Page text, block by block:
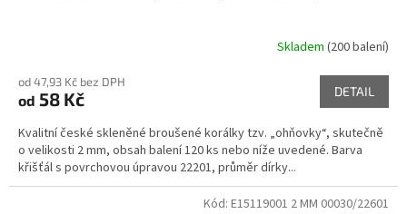
Skladem (200 balení)
od 47,93 Kč bez DPH
od 58 Kč DETAIL
Kvalitní české skleněné broušené korálky tzv. „ohňovky“, skutečně
o velikosti 2 mm, obsah balení 120 ks nebo níže uvedené. Barva
křišťál s povrchovou úpravou 22201, průměr dírky...
Kód: E15119001 2 MM 00030/22601